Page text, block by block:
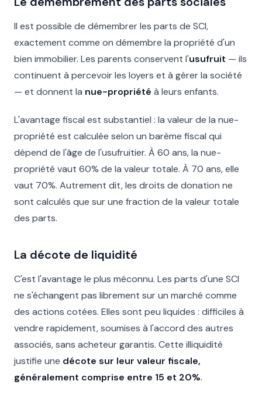
Il est possible de démembrer les parts de SCI,
exactement comme on démembre la propriété d'un
bien immobilier. Les parents conservent l'usufruit — ils
continuent à percevoir les loyers et à gérer la société
— et donnent la nue-propriété à leurs enfants.
L'avantage fiscal est substantiel : la valeur de la nue-
propriété est calculée selon un barème fiscal qui
dépend de l'âge de l'usufruitier. À 60 ans, la nue-
propriété vaut 60% de la valeur totale. À 70 ans, elle
vaut 70%. Autrement dit, les droits de donation ne
sont calculés que sur une fraction de la valeur totale
des parts.
La décote de liquidité
C'est l'avantage le plus méconnu. Les parts d'une SCI
ne s'échangent pas librement sur un marché comme
des actions cotées. Elles sont peu liquides : difficiles à
vendre rapidement, soumises à l'accord des autres
associés, sans acheteur garantis. Cette illiquidité
justifie une décote sur leur valeur fiscale,
généralement comprise entre 15 et 20%.